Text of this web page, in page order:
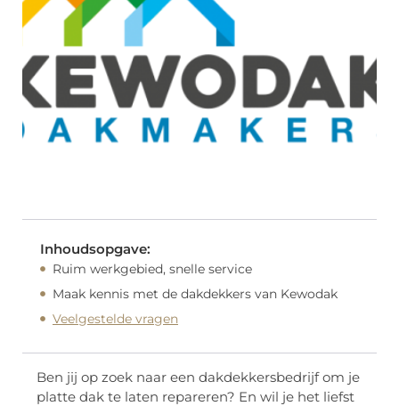
Inhoudsopgave:
Ruim werkgebied, snelle service
Maak kennis met de dakdekkers van Kewodak
Veelgestelde vragen
Ben jij op zoek naar een dakdekkersbedrijf om je
platte dak te laten repareren? En wil je het liefst